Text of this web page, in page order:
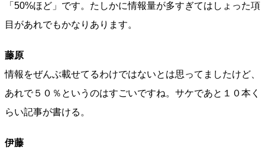
「50%ほど」です。たしかに情報量が多すぎてはしょった項
目があれでもかなりあります。
藤原
情報をぜんぶ載せてるわけではないとは思ってましたけど、
あれで５０％というのはすごいですね。サケであと１０本く
らい記事が書ける。
伊藤